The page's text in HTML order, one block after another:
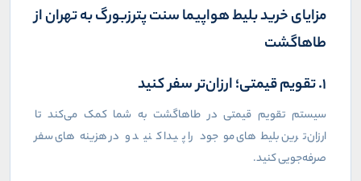
مزایای خرید بلیط هواپیما سنت پترزبورگ به تهران از
طاهاگشت
۱. تقویم قیمتی؛ ارزان‌تر سفر کنید
سیستم تقویم قیمتی در طاهاگشت به شما کمک می‌کند تا
ارزان‌ترین بلیط‌های موجود را پیدا کنید و در هزینه‌های سفر
صرفه‌جویی کنید.